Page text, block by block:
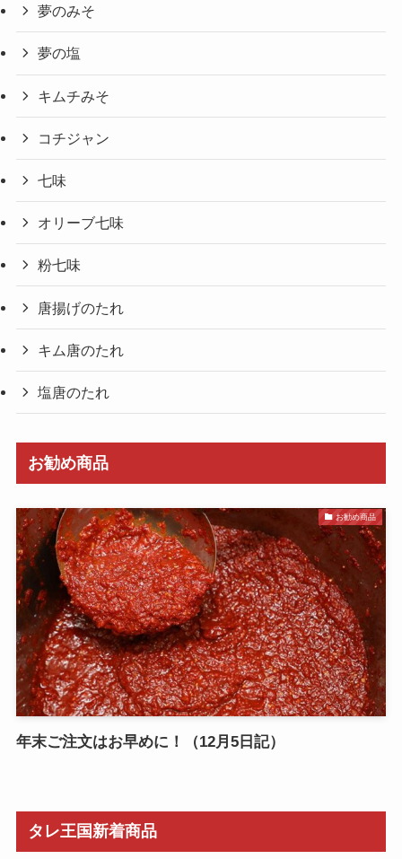
夢のみそ
夢の塩
キムチみそ
コチジャン
七味
オリーブ七味
粉七味
唐揚げのたれ
キム唐のたれ
塩唐のたれ
お勧め商品
お勧め商品
年末ご注文はお早めに！（12月5日記）
タレ王国新着商品